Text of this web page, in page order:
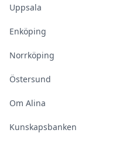
Uppsala
Enköping
Norrköping
Östersund
Om Alina
Kunskapsbanken